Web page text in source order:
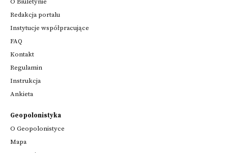
Redakcja portalu
Instytucje współpracujące
FAQ
Kontakt
Regulamin
Instrukcja
Ankieta
Geopolonistyka
O Geopolonistyce
Mapa